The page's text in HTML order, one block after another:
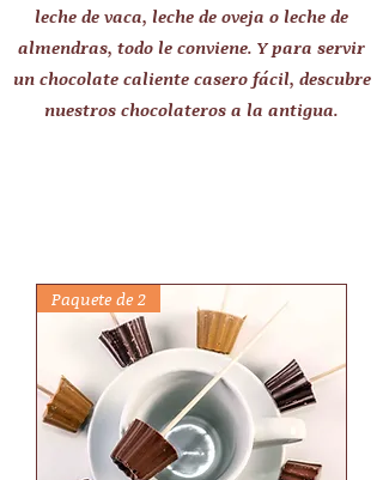
leche de vaca, leche de oveja o leche de
almendras, todo le conviene. Y para servir
un chocolate caliente casero fácil, descubre
nuestros chocolateros a la antigua.
Paquete de 2